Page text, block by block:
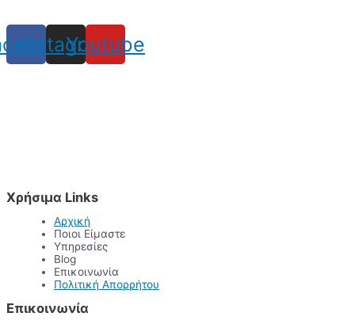
Instagram
Youtube
Χρήσιμα Links
Αρχική
Ποιοι Είμαστε
Υπηρεσίες
Blog
Επικοινωνία
Πολιτική Απορρήτου
Επικοινωνία